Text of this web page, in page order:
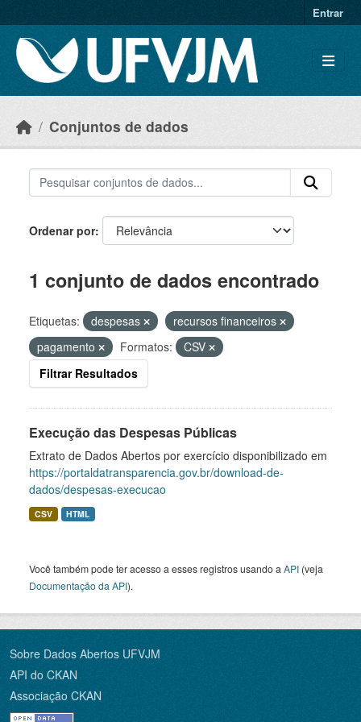
Entrar
Conjuntos de dados
Ordenar por
1 conjunto de dados encontrado
Etiquetas: despesas
recursos financeiros
pagamento
Formatos:
CSV
Filtrar Resultados
Execução das Despesas Públicas
Extrato de Dados Abertos por exercício disponibilizado em
https://portaldatransparencia.gov.br/download-de-
dados/despesas-execucao
CSV HTML
Você também pode ter acesso a esses registros usando a API (veja
Documentação da API).
Sobre Dados Abertos UFVJM
API do CKAN
Associação CKAN